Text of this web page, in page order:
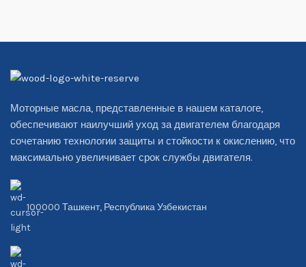
Моторные масла, представленные в нашем каталоге,
обеспечивают наилучший уход за двигателем благодаря
сочетанию технологии защиты и стойкости к окислению, что
максимально увеличивает срок службы двигателя.
100000 Ташкент, Республика Узбекистан